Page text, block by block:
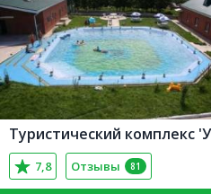
Туристический комплекс
7,8 Отзывы 81